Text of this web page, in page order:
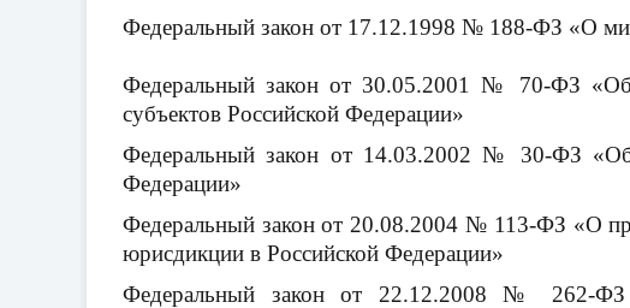
Федеральный закон от 17.12.1998 № 188-ФЗ «О
Федеральный закон от 30.05.2001 № 70-ФЗ «Об
субъектов Российской Федерации»
Федеральный закон от 14.03.2002 № 30-ФЗ «Об
Федерации»
Федеральный закон от 20.08.2004 № 113-ФЗ «О
юрисдикции в Российской Федерации»
Федеральный закон от 22.12.2008 № 262-